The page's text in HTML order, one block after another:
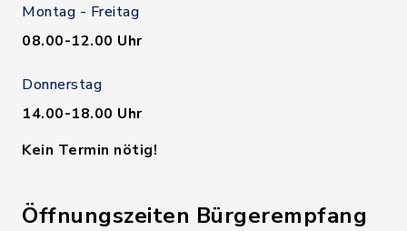
Montag - Freitag
08.00-12.00 Uhr
Donnerstag
14.00-18.00 Uhr
Kein Termin nötig!
Öffnungszeiten Bürgerempfang